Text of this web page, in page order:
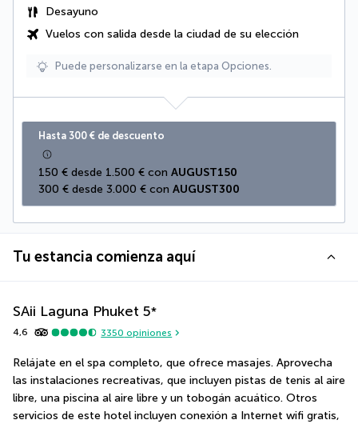
Desayuno
Vuelos con salida desde la ciudad de su elección
Puede personalizarse en la etapa Opciones.
Hasta 300 € de descuento
150 € desde 1.500 € con AUGUST150
300 € desde 3.000 € con AUGUST300
Tu estancia comienza aquí
SAii Laguna Phuket 5*
4,6 3350 opiniones
Relájate en el spa completo, que ofrece masajes. Aprovecha
las instalaciones recreativas, que incluyen pistas de tenis al aire
libre, una piscina al aire libre y un tobogán acuático. Otros
servicios de este hotel incluyen conexión a Internet wifi gratis,